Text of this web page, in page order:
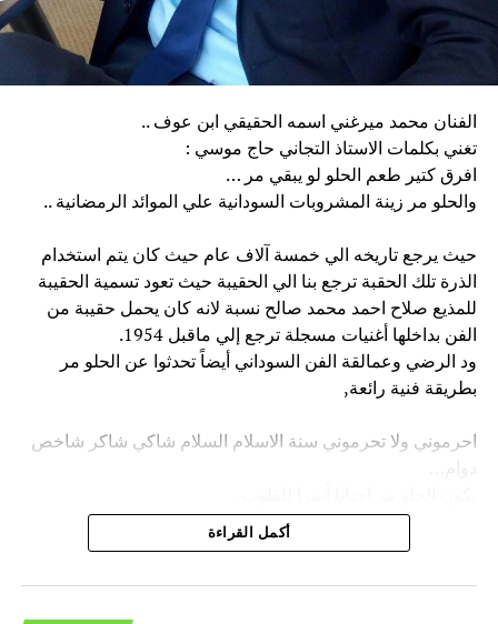
الفنان محمد ميرغني اسمه الحقيقي ابن عوف ..
تغني بكلمات الاستاذ التجاني حاج موسي :
افرق كتير طعم الحلو لو يبقي مر …
والحلو مر زينة المشروبات السودانية علي الموائد الرمضانية ..
حيث يرجع تاريخه الي خمسة آلاف عام حيث كان يتم استخدام
الذرة تلك الحقبة ترجع بنا الي الحقيبة حيث تعود تسمية الحقيبة
للمذيع صلاح احمد محمد صالح نسبة لانه كان يحمل حقيبة من
الفن بداخلها أغنيات مسجلة ترجع إلي ماقبل 1954.
ود الرضي وعمالقة الفن السوداني أيضاً تحدثوا عن الحلو مر
بطريقة فنية رائعة,
احرموني ولا تحرموني سنة الاسلام السلام شاكي شاكر شاخص
وكما تغني في عهد الخليفة عبد الله التعايش( العزيزة ) (بنت
أكمل القراءة